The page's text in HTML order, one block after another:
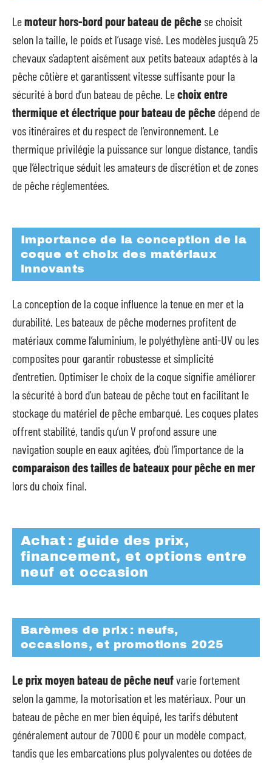
Lemoteur hors-bord pour bateau de pêchese choisit
selon la taille, le poids et l’usage visé. Les modèles jusqu’à 25
chevaux s’adaptent aisément aux petits bateaux adaptés à la
pêche côtière et garantissent vitesse suffisante pour la
sécurité à bord d’un bateau de pêche. Lechoix entre
thermique et électrique pour bateau de pêche dépend de
vos itinéraires et du respect de l’environnement. Le
thermique privilégie la puissance sur longue distance, tandis
que l’électrique séduit les amateurs de discrétion et de zones
de pêche réglementées.
Importance de la conception de la
coque et choix des matériaux
innovants
La conception de la coque influence la tenue en mer et la
durabilité. Les bateaux de pêche modernes profitent de
matériaux comme l’aluminium, le polyéthylène anti-UV ou les
composites pour garantir robustesse et simplicité
d’entretien. Optimiser le choix de la coque signifie améliorer
la sécurité à bord d’un bateau de pêche tout en facilitant le
stockage du matériel de pêche embarqué. Les coques plates
offrent stabilité, tandis qu’un V profond assure une
navigation souple en eaux agitées, d’où l’importance de la
comparaison des tailles de bateaux pour pêche en mer
lors du choix final.
Achat : guide des prix,
financement, et options entre
neuf et occasion
Barèmes de prix : neufs,
occasions, et promotions 2025
Le prix moyen bateau de pêche neufvarie fortement
selon la gamme, la motorisation et les matériaux. Pour un
bateau de pêche en mer bien équipé, les tarifs débutent
généralement autour de 7 000 € pour un modèle compact,
tandis que les embarcations plus polyvalentes ou dotées de